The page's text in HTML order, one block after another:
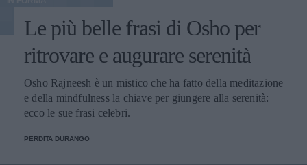
Le più belle frasi di Osho per
ritrovare e augurare serenità
Osho Rajneesh è un mistico che ha fatto della meditazione
e della mindfulness la chiave per giungere alla serenità:
ecco le sue frasi celebri.
PERDITA DURANGO